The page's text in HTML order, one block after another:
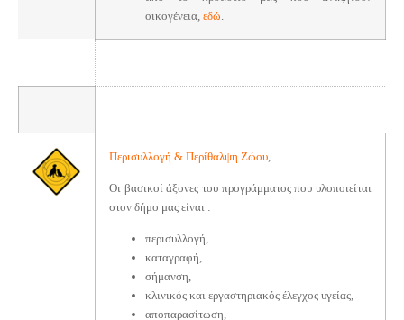
οικογένεια, εδώ.
Περισυλλογή & Περίθαλψη Ζώου,
Οι βασικοί άξονες του προγράμματος που υλοποιείται
στον δήμο μας είναι :
περισυλλογή,
καταγραφή,
σήμανση,
κλινικός και εργαστηριακός έλεγχος υγείας,
αποπαρασίτωση,